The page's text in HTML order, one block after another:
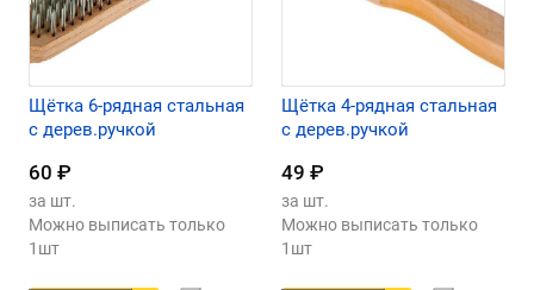
Щётка 6-рядная стальная
с дерев.ручкой
60 ₽
за шт.
Можно выписать только
1шт
Щётка 4-рядная стальная
с дерев.ручкой
49 ₽
за шт.
Можно выписать только
1шт